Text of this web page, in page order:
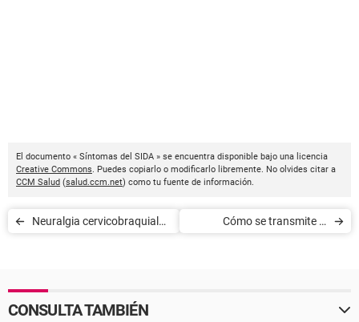
El documento « Síntomas del SIDA » se encuentra disponible bajo una licencia
Creative Commons. Puedes copiarlo o modificarlo libremente. No olvides citar a
CCM Salud (salud.ccm.net) como tu fuente de información.
Neuralgia cervicobraquial
Cómo se transmite el
CONSULTA TAMBIÉN